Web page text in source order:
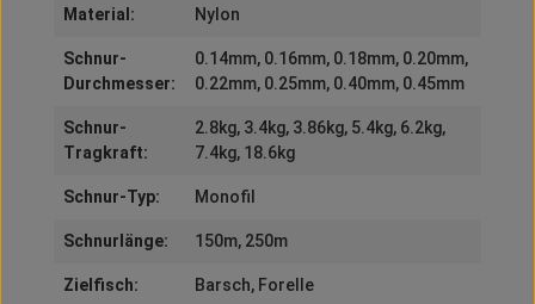
Material: Nylon
Schnur-
Durchmesser:
0.14mm, 0.16mm, 0.18mm, 0.20mm,
0.22mm, 0.25mm, 0.40mm, 0.45mm
Schnur-
Tragkraft:
2.8kg, 3.4kg, 3.86kg, 5.4kg, 6.2kg,
7.4kg, 18.6kg
Schnur-Typ: Monofil
Schnurlänge: 150m, 250m
Zielfisch: Barsch, Forelle